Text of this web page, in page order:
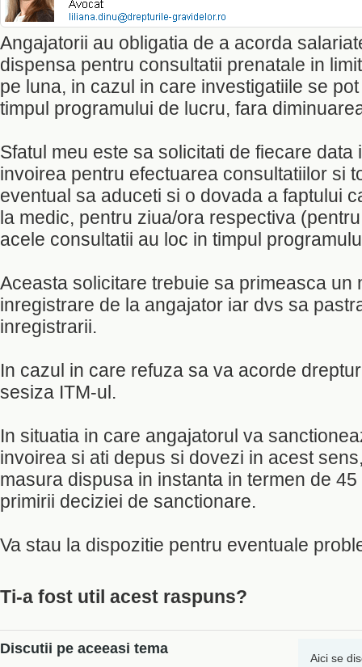
Angajatorii au obligatia de a acorda
dispensa pentru consultatii prenatale in
pe luna, in cazul in care investigatiile se
timpul programului de lucru, fara
Sfatul meu este sa solicitati de fiecare
invoirea pentru efectuarea consultatiilor si
eventual sa aduceti si o dovada a faptului
la medic, pentru ziua/ora respectiva
acele consultatii au loc in timpul
Aceasta solicitare trebuie sa primeasca un
inregistrare de la angajator iar dvs sa
inregistrarii.
In cazul in care refuza sa va acorde
sesiza ITM-ul.
In situatia in care angajatorul va
invoirea si ati depus si dovezi in acest
masura dispusa in instanta in termen de
primirii deciziei de sanctionare.
Va stau la dispozitie pentru eventuale
Ti-a fost util acest raspuns?
Discutii pe aceeasi tema
Aici se